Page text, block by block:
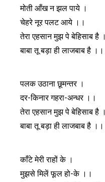
मोती आँख न झल पाये ।
चेहरे नूर पलट आये ।।
तेरा एहसान मुझ पे बेहिसाब है ।
बाबा तू बड़ा ही लाजबाब है ।।
पलक उठाना छूमन्तर ।
दर-किनार गहरा-अन्धर ।।
तेरा एहसान मुझ पे बेहिसाब है ।
बाबा तू बड़ा ही लाजबाब है ।।
काँटे मेरी राहों के ।
मुझसे मिलें फूल हो-के ।।